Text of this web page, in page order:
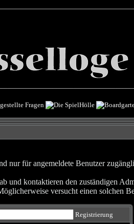
für angemeldete Benutzer
und kontaktieren den zuständigen
versucht einen solchen
Registrierung